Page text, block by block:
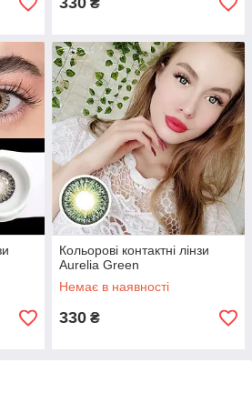
₴
Кольорові контактні лінзи
Aurelia Green
Немає в наявності
330 ₴